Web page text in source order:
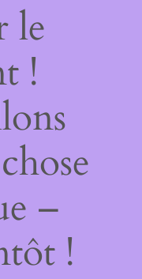
le
!
–
!